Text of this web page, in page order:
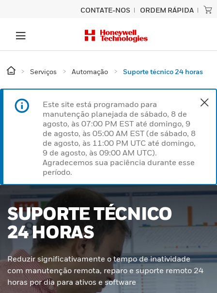
CONTATE-NOS ORDEM RÁPIDA
Serviços Automação Suporte técnico 24 horas
Este site está programado para
manutenção planejada de sábado, 8 de
agosto, às 07:00 PM EST até domingo, 9
de agosto, às 05:00 AM EST (de sábado, 8
de agosto, às 11:00 PM UTC até domingo,
9 de agosto, às 09:00 AM UTC).
Agradecemos sua paciência durante esse
período.
SUPORTE TÉCNICO
24 HORAS
Reduzir significativamente o tempo de inatividade
com manutenção remota, reparo e suporte remoto 24
horas por dia para ativos e software